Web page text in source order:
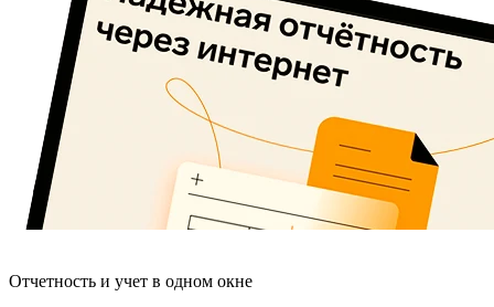
Отчетность и учет в одном окне